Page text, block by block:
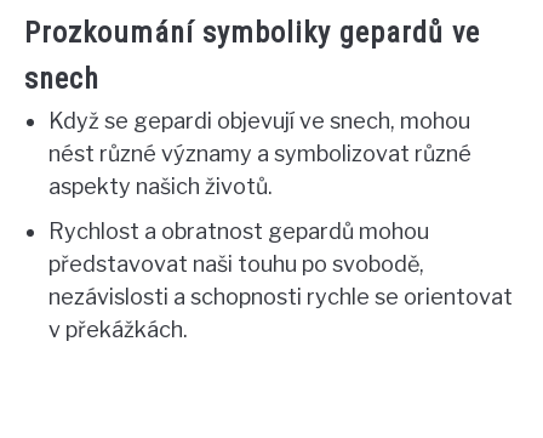
Prozkoumání symboliky gepardů ve
snech
Když se gepardi objevují ve snech, mohou
nést různé významy a symbolizovat různé
aspekty našich životů.
Rychlost a obratnost gepardů mohou
představovat naši touhu po svobodě,
nezávislosti a schopnosti rychle se orientovat
v překážkách.